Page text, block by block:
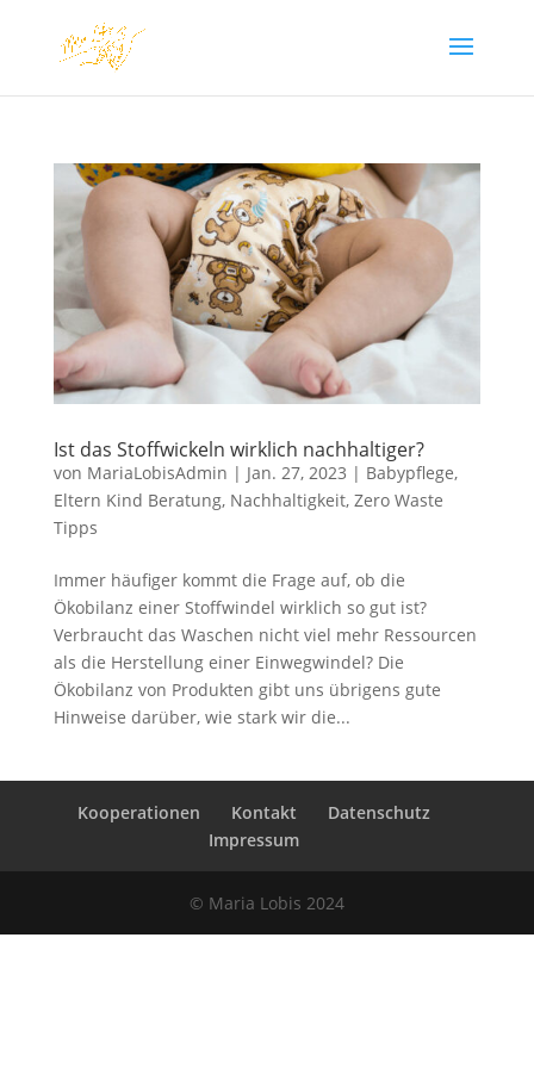
Ist das Stoffwickeln wirklich nachhaltiger?
von MariaLobisAdmin | Jan. 27, 2023 | Babypflege,
Eltern Kind Beratung, Nachhaltigkeit, Zero Waste
Tipps
Immer häufiger kommt die Frage auf, ob die
Ökobilanz einer Stoffwindel wirklich so gut ist?
Verbraucht das Waschen nicht viel mehr Ressourcen
als die Herstellung einer Einwegwindel? Die
Ökobilanz von Produkten gibt uns übrigens gute
Hinweise darüber, wie stark wir die...
Kooperationen Kontakt
Datenschutz
Impressum
© Maria Lobis 2024